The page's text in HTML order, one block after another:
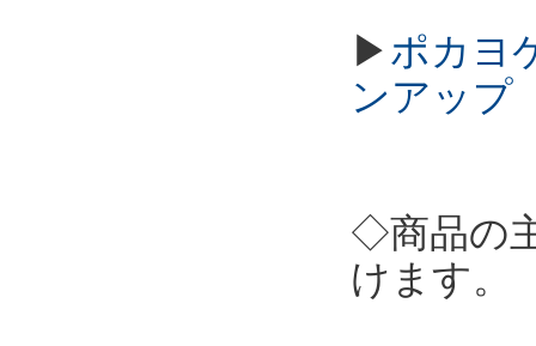
▶ポカヨ
ンアッ
◇商品の
けます。